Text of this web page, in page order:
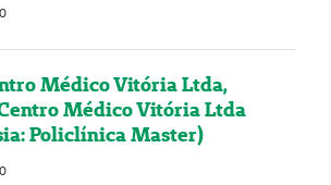
Médico Vitória Ltda,
Médico Vitória Ltda
Policlínica Master)